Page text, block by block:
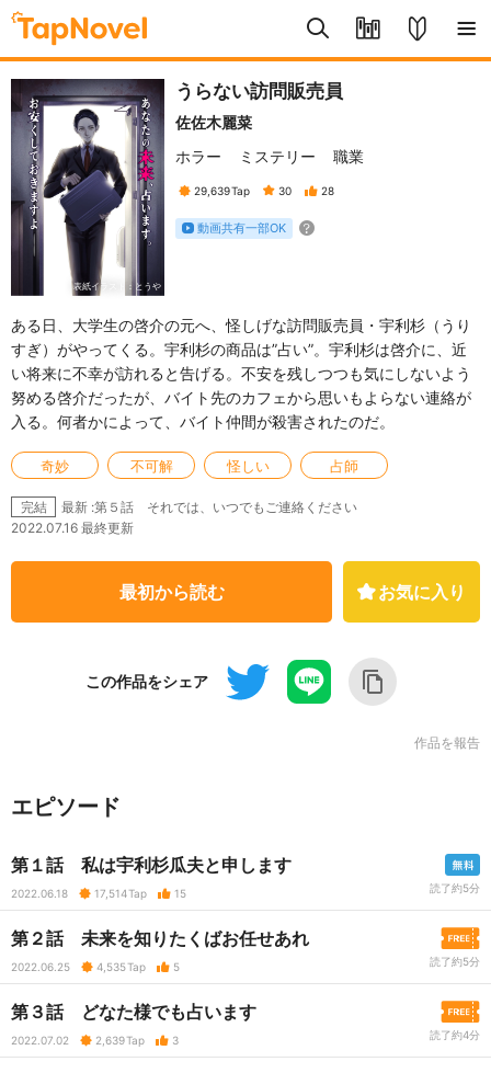
表紙イラスト：とうや
うらない訪問販売員
佐佐木麗菜
ホラー
ミステリー 職業
29,639Tap 30 28
動画共有一部OK
ある日、大学生の啓介の元へ、怪しげな訪問販売員・宇利杉（うり
すぎ）がやってくる。宇利杉の商品は”占い”。宇利杉は啓介に、近
い将来に不幸が訪れると告げる。不安を残しつつも気にしないよう
努める啓介だったが、バイト先のカフェから思いもよらない連絡が
入る。何者かによって、バイト仲間が殺害されたのだ。
奇妙 不可解 怪しい 占師
完結
最新 :第５話 それでは、いつでもご連絡ください
2022.07.16 最終更新
最初から読む お気に入り
この作品をシェア
作品を報告
エピソード
第１話 私は宇利杉瓜夫と申します
2022.06.18 17,514Tap 15 読了約5分
第２話 未来を知りたくばお任せあれ
2022.06.25 4,535Tap 5 読了約5分
第３話 どなた様でも占います
2022.07.02 2,639Tap 3 読了約4分